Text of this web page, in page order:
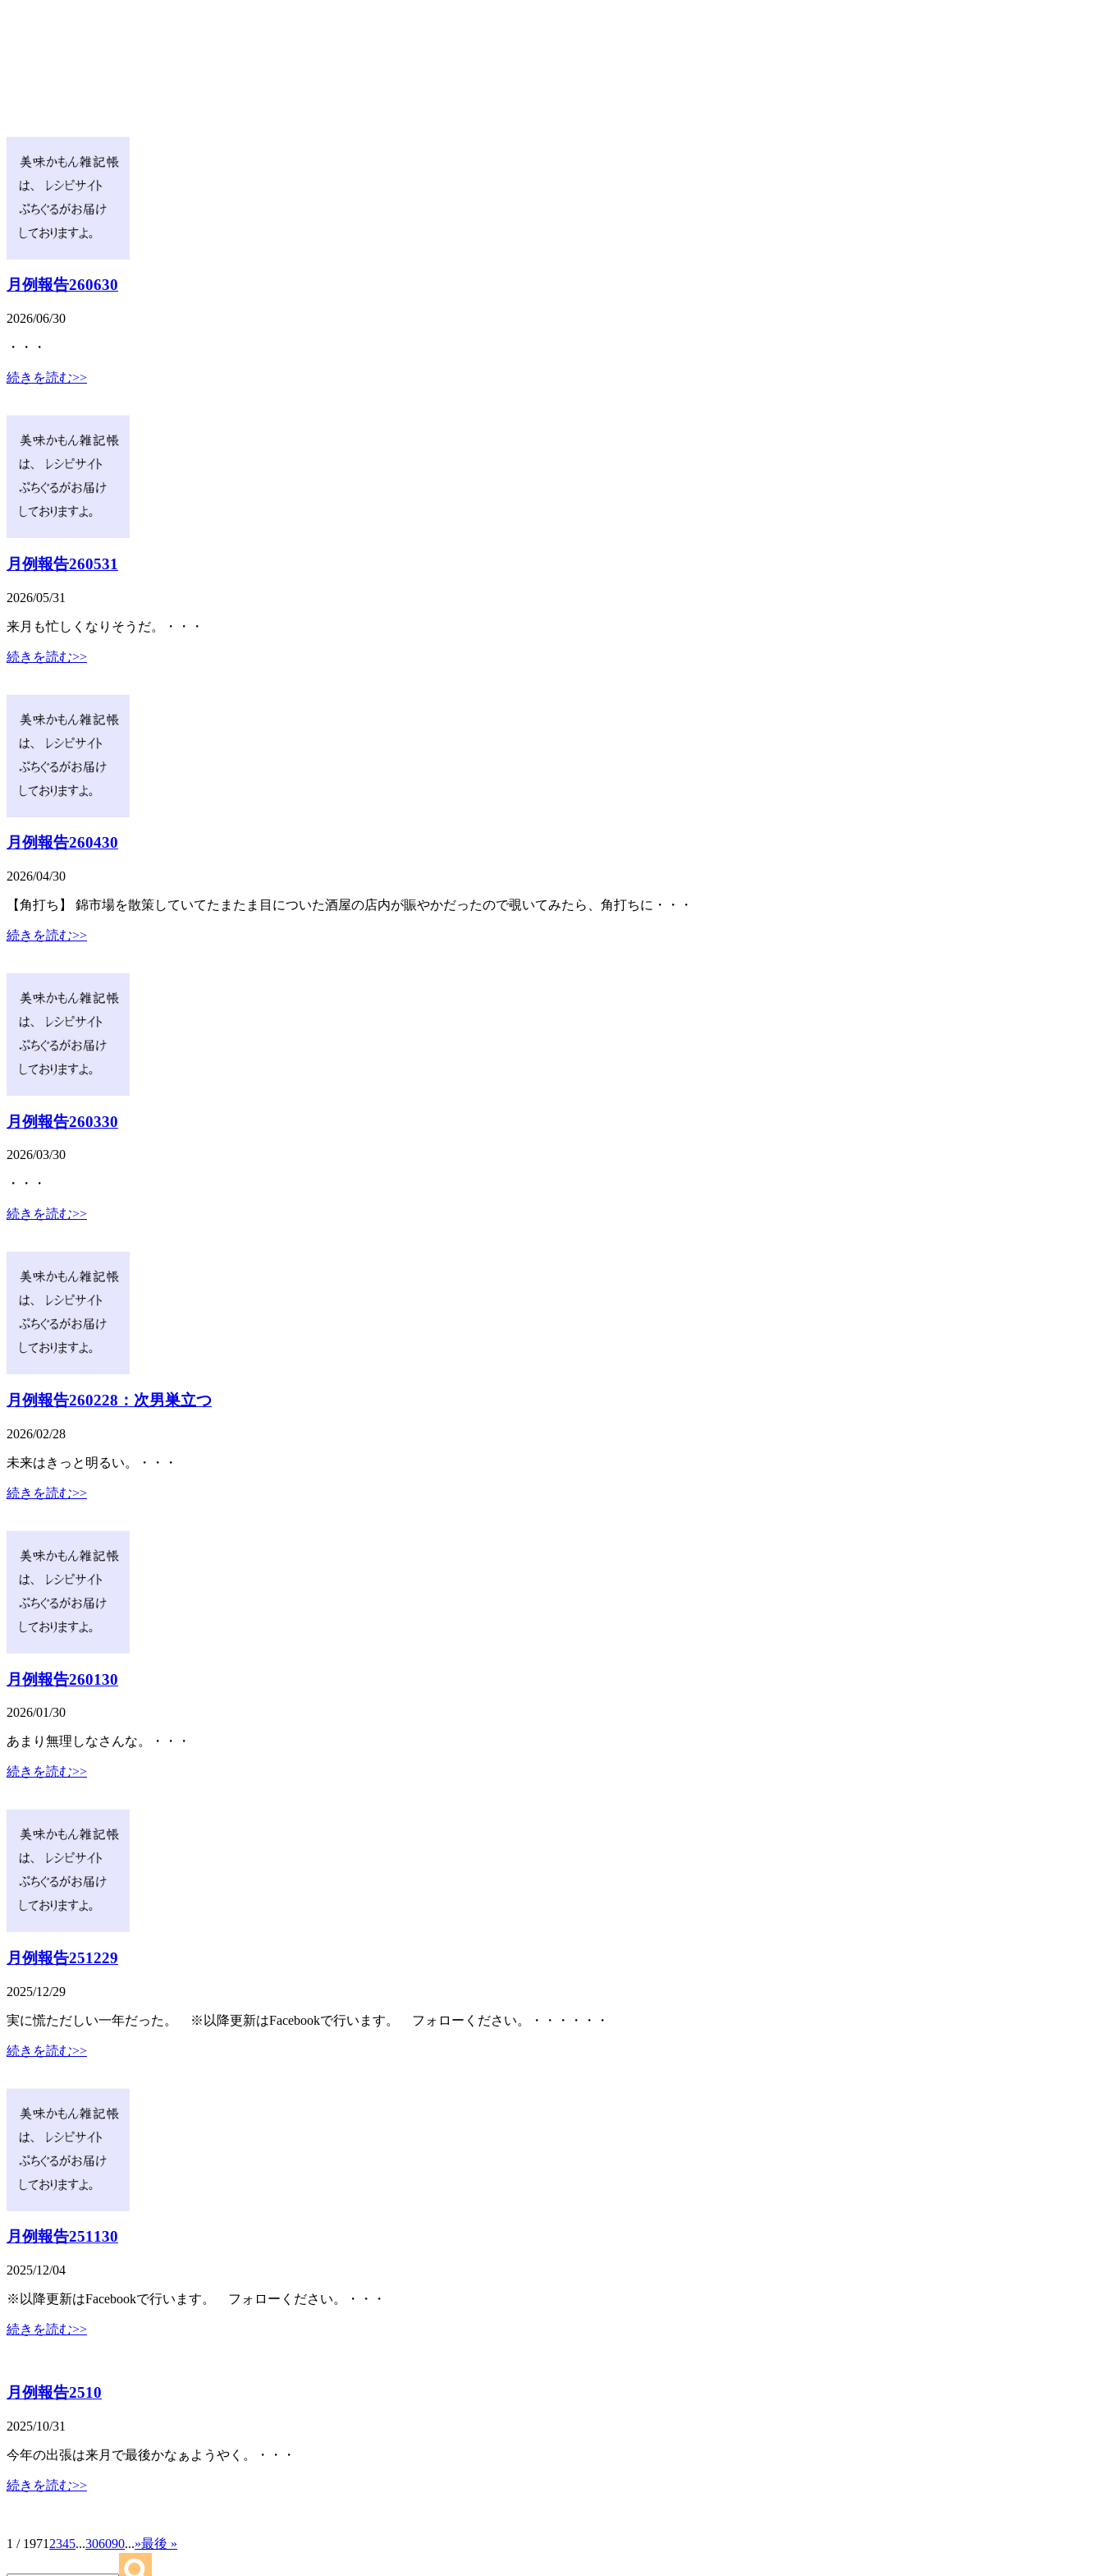
月例報告260630
2026/06/30
・・・
続きを読む>>
月例報告260531
2026/05/31
来月も忙しくなりそうだ。・・・
続きを読む>>
月例報告260430
2026/04/30
【角打ち】 錦市場を散策していてたまたま目についた酒屋の店内が賑やかだったので覗いてみたら、角打ちに・・・
続きを読む>>
月例報告260330
2026/03/30
・・・
続きを読む>>
月例報告260228：次男巣立つ
2026/02/28
未来はきっと明るい。・・・
続きを読む>>
月例報告260130
2026/01/30
あまり無理しなさんな。・・・
続きを読む>>
月例報告251229
2025/12/29
実に慌ただしい一年だった。 ※以降更新はFacebookで行います。 フォローください。・・・・・・
続きを読む>>
月例報告251130
2025/12/04
※以降更新はFacebookで行います。 フォローください。・・・
続きを読む>>
月例報告2510
2025/10/31
今年の出張は来月で最後かなぁようやく。・・・
続きを読む>>
1 / 1971 2345...306090...»最後 »